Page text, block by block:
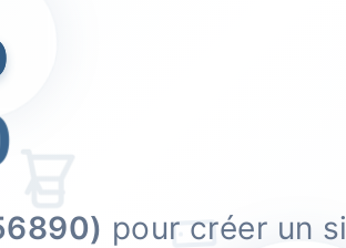
pour créer un